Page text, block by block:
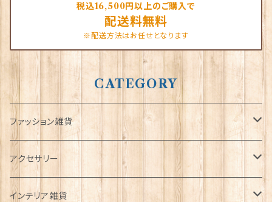
税込16,500円以上のご購入で
配送料無料
※配送方法はお任せとなります
CATEGORY
ファッション雑貨
タータンネクタイ
帽子
アクセサリー
ORTAK
インテリア雑貨